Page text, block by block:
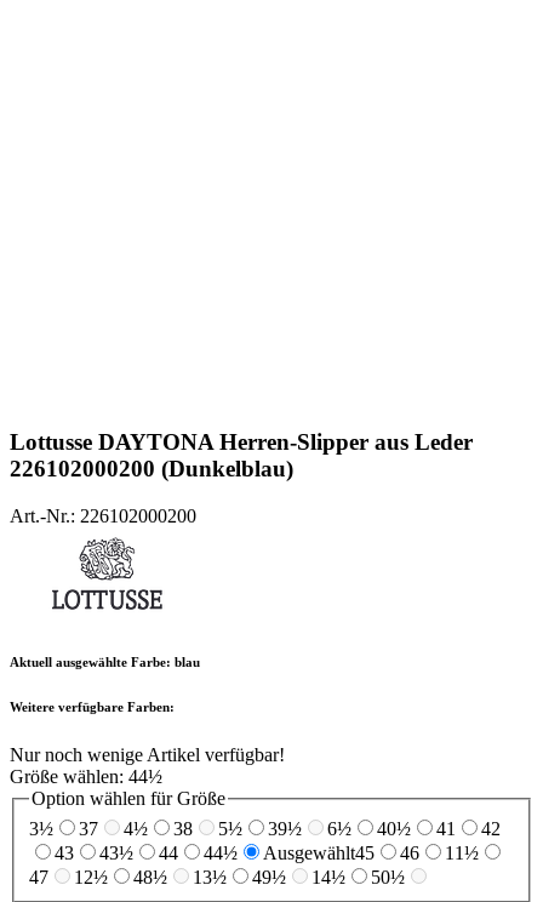
Lottusse DAYTONA Herren-Slipper aus Leder
226102000200 (Dunkelblau)
Art.-Nr.: 226102000200
Aktuell ausgewählte Farbe: blau
Weitere verfügbare Farben:
Nur noch wenige Artikel verfügbar!
Größe wählen: 44½
Option wählen für Größe
3½
37 4½ 38 5½ 39½ 6½ 40½ 41
42
43
43½ 44 44½ Ausgewählt45 46
11½
47
12½ 48½ 13½ 49½ 14½
50½